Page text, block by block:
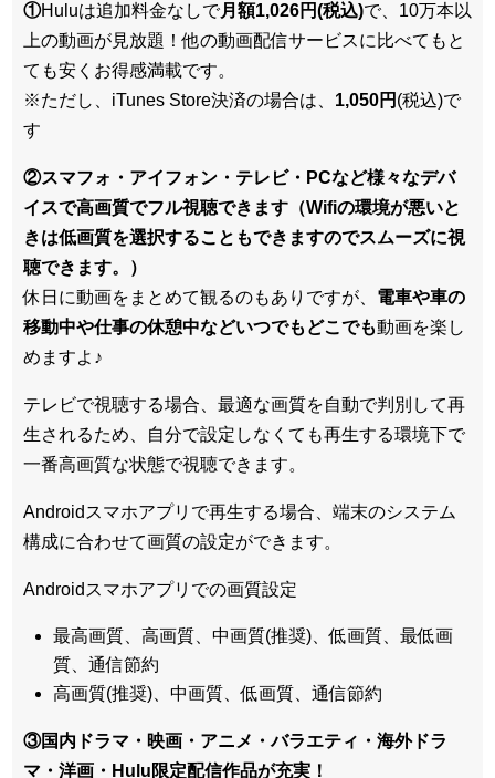
①Huluは追加料金なしで月額1,026円(税込)で、10万本以
上の動画が見放題！他の動画配信サービスに比べてもと
ても安くお得感満載です。
※ただし、iTunes Store決済の場合は、 1,050円 (税込)で
す
②スマフォ・アイフォン・テレビ・PCなど様々なデバ
イスで高画質でフル視聴できます（Wifiの環境が悪いと
きは低画質を選択することもできますのでスムーズに視
聴できます。）
休日に動画をまとめて観るのもありですが、 電車や車の
移動中や仕事の休憩中などいつでもどこでも動画を楽し
めますよ♪
テレビで視聴する場合、最適な画質を自動で判別して再
生されるため、
自分で設定しなくても再生する環境下で
一番高画質な状態で視聴できます。
Androidスマホアプリで再生する場合、端末のシステム
構成に合わせて画質の設定ができます。
Androidスマホアプリでの画質設定
最高画質、高画質、中画質(推奨)、低画質、最低画
質、通信節約
高画質(推奨)、中画質、低画質、通信節約
③国内ドラマ・映画・アニメ・バラエティ・ 海外ドラ
マ・洋画・Hulu限定配信作品が充実！